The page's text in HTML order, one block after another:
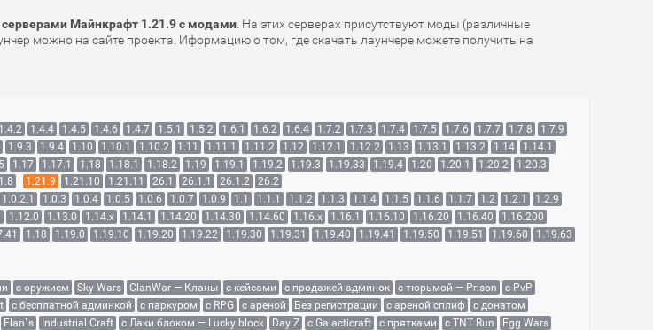
серверами Майнкрафт 1.21.9 с модами . На этих серверах присутствуют моды (различные
можно на сайте проекта. Иформацию о том, где скачать лаунчере можете получить на
1.4.2 1.4.4 1.4.5 1.4.6 1.4.7 1.5.1 1.5.2 1.6.1 1.6.2 1.6.4 1.7.2 1.7.3 1.7.4 1.7.5 1.7.6 1.7.7 1.7.8
1.7.9
1.9.3 1.9.4 1.10 1.10.1 1.10.2 1.11 1.11.1 1.11.2 1.12 1.12.1 1.12.2 1.13 1.13.1 1.13.2 1.14
1.14.1
1.17 1.17.1 1.18 1.18.1 1.18.2 1.19 1.19.1 1.19.2 1.19.3 1.19.33 1.19.4 1.20 1.20.1 1.20.2
1.20.3
1.21.9 1.21.10 1.21.11 26.1 26.1.1 26.1.2 26.2
1.0.2.1 1.0.3 1.0.4 1.0.5 1.0.6 1.0.7 1.0.9 1.1 1.1.1 1.1.2 1.1.3 1.1.4 1.1.5 1.1.6 1.1.7 1.2 1.2.1
1.2.9
1.12.0 1.13.0 1.14.x 1.14.1 1.14.20 1.14.30 1.14.60 1.16.x 1.16.1 1.16.10 1.16.20 1.16.40
1.16.200
1.18 1.19.0 1.19.10 1.19.20 1.19.22 1.19.30 1.19.31 1.19.40 1.19.41 1.19.50 1.19.51 1.19.60
1.19.63
с оружием Sky Wars ClanWar — Кланы с кейсами с продажей админок с тюрьмой — Prison
с PvP
с бесплатной админкой с паркуром с RPG с ареной Без регистрации с ареной сплиф
с донатом
Flan`s Industrial Craft с Лаки блоком — Lucky block Day Z с Galacticraft с прятками с TNT Run
Egg Wars